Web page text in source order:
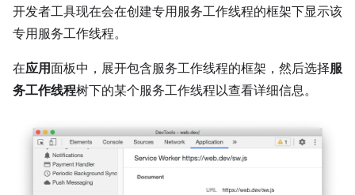
开发者工具现在会在创建专用服务工作线程的框架下显示该
专用服务工作线程。
在应用面板中，展开包含服务工作线程的框架，然后选择服
务工作线程树下的某个服务工作线程以查看详细信息。